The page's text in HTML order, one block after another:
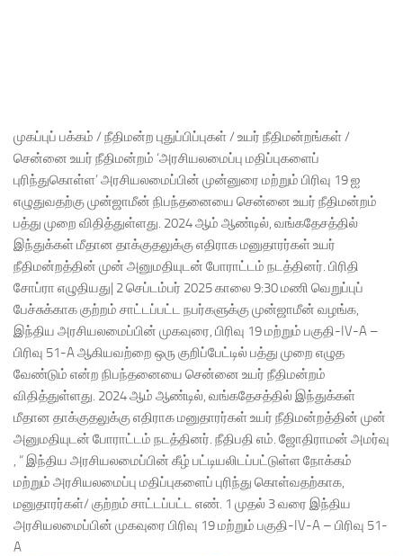
முகப்புப் பக்கம் / நீதிமன்ற புதுப்பிப்புகள் / உயர் நீதிமன்றங்கள் /
சென்னை உயர் நீதிமன்றம் ‘அரசியலமைப்பு மதிப்புகளைப்
புரிந்துகொள்ள’ அரசியலமைப்பின் முன்னுரை மற்றும் பிரிவு 19 ஐ
எழுதுவதற்கு முன்ஜாமீன் நிபந்தனையை சென்னை உயர் நீதிமன்றம்
பத்து முறை விதித்துள்ளது. 2024 ஆம் ஆண்டில், வங்கதேசத்தில்
இந்துக்கள் மீதான தாக்குதலுக்கு எதிராக மனுதாரர்கள் உயர்
நீதிமன்றத்தின் முன் அனுமதியுடன் போராட்டம் நடத்தினர். பிரிதி
சோப்ரா எழுதியது| 2 செப்டம்பர் 2025 காலை 9:30 மணி வெறுப்புப்
பேச்சுக்காக குற்றம் சாட்டப்பட்ட நபர்களுக்கு முன்ஜாமீன் வழங்க,
இந்திய அரசியலமைப்பின் முகவுரை, பிரிவு 19 மற்றும் பகுதி-IV-A –
பிரிவு 51-A ஆகியவற்றை ஒரு குறிப்பேட்டில் பத்து முறை எழுத
வேண்டும் என்ற நிபந்தனையை சென்னை உயர் நீதிமன்றம்
விதித்துள்ளது. 2024 ஆம் ஆண்டில், வங்கதேசத்தில் இந்துக்கள்
மீதான தாக்குதலுக்கு எதிராக மனுதாரர்கள் உயர் நீதிமன்றத்தின் முன்
அனுமதியுடன் போராட்டம் நடத்தினர். நீதிபதி எம். ஜோதிராமன் அமர்வு
, “ இந்திய அரசியலமைப்பின் கீழ் பட்டியலிடப்பட்டுள்ள நோக்கம்
மற்றும் அரசியலமைப்பு மதிப்புகளைப் புரிந்து கொள்வதற்காக,
மனுதாரர்கள்/ குற்றம் சாட்டப்பட்ட எண். 1 முதல் 3 வரை இந்திய
அரசியலமைப்பின் முகவுரை பிரிவு 19 மற்றும் பகுதி-IV-A – பிரிவு 51-
A